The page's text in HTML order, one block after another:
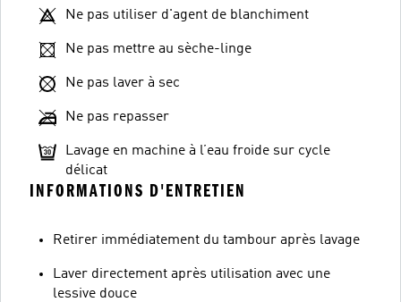
Ne pas utiliser d'agent de blanchiment
Ne pas mettre au sèche-linge
Ne pas laver à sec
Ne pas repasser
Lavage en machine à l’eau froide sur cycle
délicat
INFORMATIONS D'ENTRETIEN
Retirer immédiatement du tambour après lavage
Laver directement après utilisation avec une
lessive douce